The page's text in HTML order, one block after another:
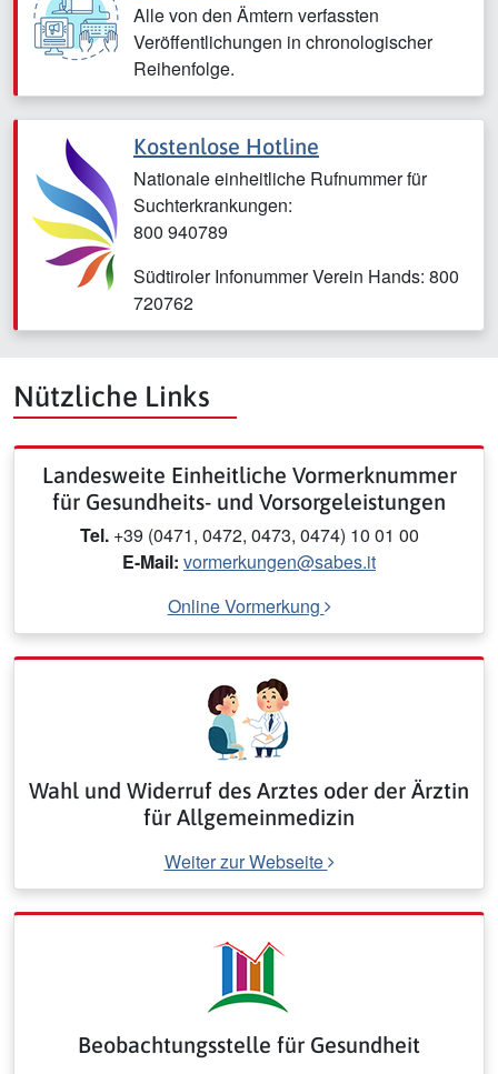
Alle von den Ämtern verfassten
Veröffentlichungen in chronologischer
Reihenfolge.
Kostenlose Hotline
Nationale einheitliche Rufnummer für
Suchterkrankungen:
800 940789
Südtiroler Infonummer Verein Hands: 800
720762
Nützliche Links
Landesweite Einheitliche Vormerknummer
für Gesundheits- und Vorsorgeleistungen
Tel. +39 (0471, 0472, 0473, 0474) 10 01 00
E-Mail: vormerkungen@sabes.it
Online Vormerkung
Wahl und Widerruf des Arztes oder der Ärztin
für Allgemeinmedizin
Weiter zur Webseite
Beobachtungsstelle für Gesundheit